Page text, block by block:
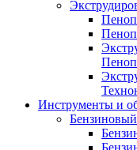
Инструменты и
Бензиновый